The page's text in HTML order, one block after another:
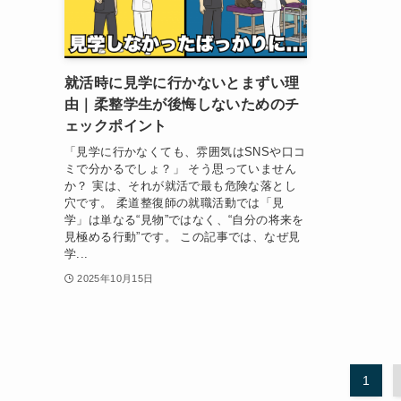
就活時に見学に行かないとまずい理
由｜柔整学生が後悔しないためのチ
ェックポイント
「見学に行かなくても、雰囲気はSNSや口コ
ミで分かるでしょ？」 そう思っていません
か？ 実は、それが就活で最も危険な落とし
穴です。 柔道整復師の就職活動では「見
学」は単なる“見物”ではなく、“自分の将来を
見極める行動”です。 この記事では、なぜ見
学...
2025年10月15日
1